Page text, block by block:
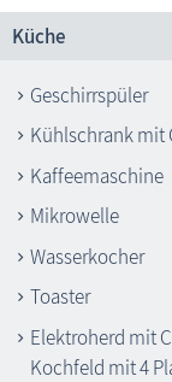
Küche
Geschirrspüler
Kühlschrank mit
Kaffeemaschine
Mikrowelle
Wasserkocher
Toaster
Elektroherd mit
Kochfeld mit 4